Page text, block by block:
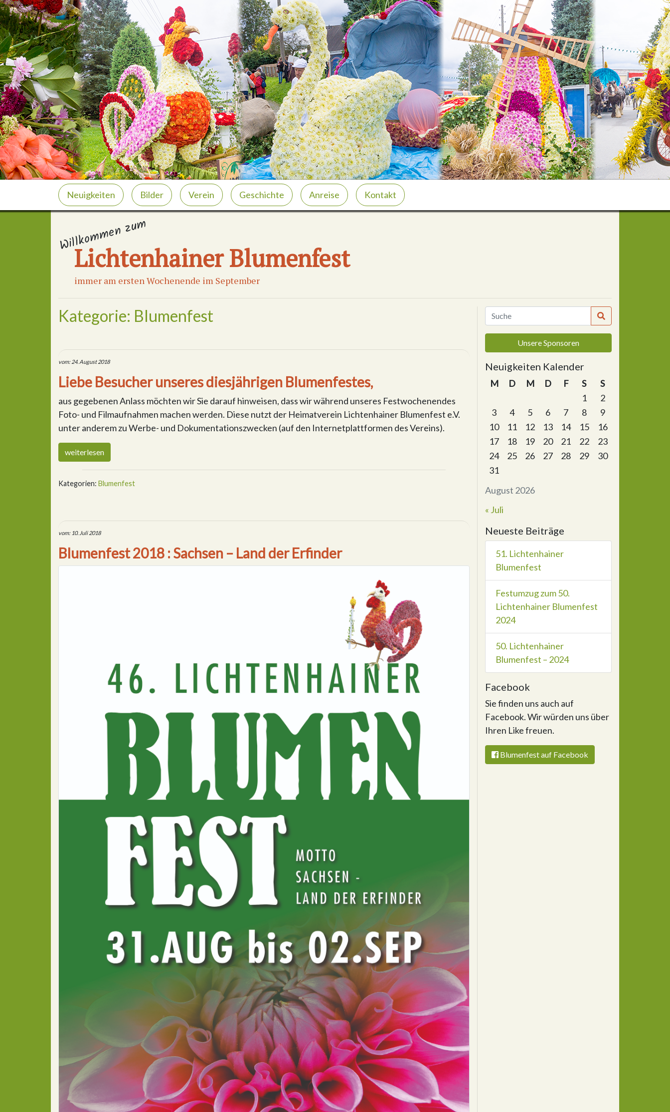
Neuigkeiten Bilder Verein Geschichte Anreise Kontakt
Willkommen zum
Lichtenhainer Blumenfest
immer am ersten Wochenende im September
Kategorie: Blumenfest
vom: 24. August 2018
Liebe Besucher unseres diesjährigen Blumenfestes,
aus gegebenen Anlass möchten wir Sie darauf hinweisen, dass wir während unseres Festwochenendes
Foto- und Filmaufnahmen machen werden. Diese nutzt der Heimatverein Lichtenhainer Blumenfest e.V.
unter anderem zu Werbe- und Dokumentationszwecken (auf den Internetplattformen des Vereins).
weiterlesen
Kategorien: Blumenfest
vom: 10. Juli 2018
Blumenfest 2018 : Sachsen – Land der Erfinder
Unsere Sponsoren
Neuigkeiten Kalender
August 2026
M D M D F S
S
1
2
3
4 5 6 7 8
9
10
11 12 13 14 15
16
17
18 19 20 21 22
23
24
25 26 27 28 29
30
31
« Juli
Neueste Beiträge
51. Lichtenhainer
Blumenfest
Festumzug zum 50.
Lichtenhainer Blumenfest
2024
50. Lichtenhainer
Blumenfest – 2024
Facebook
Sie finden uns auch auf
Facebook. Wir würden uns über
Ihren Like freuen.
Blumenfest auf Facebook